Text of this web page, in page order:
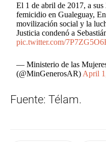
El 1 de abril de 2017, a
femicidio en Gualeguay,
movilización social y la
Justicia condenó a
pic.twitter.com/
— Ministerio de las
(@MinGenerosAR) April
Fuente: Télam.